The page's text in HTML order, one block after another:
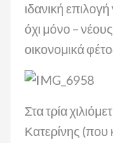
ιδανική επιλογή
όχι μόνο –
οικονομικά
Στα τρία
Κατερίνης (που